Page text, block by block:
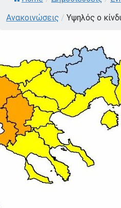
Ανακοινώσεις / Υψηλός ο